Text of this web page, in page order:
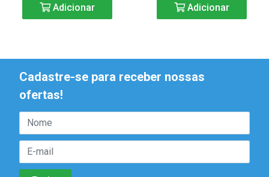
Adicionar Adicionar
Cadastre-se para receber nossas
ofertas!